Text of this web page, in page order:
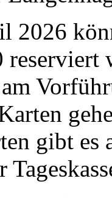
2026
reserviert
gibt es